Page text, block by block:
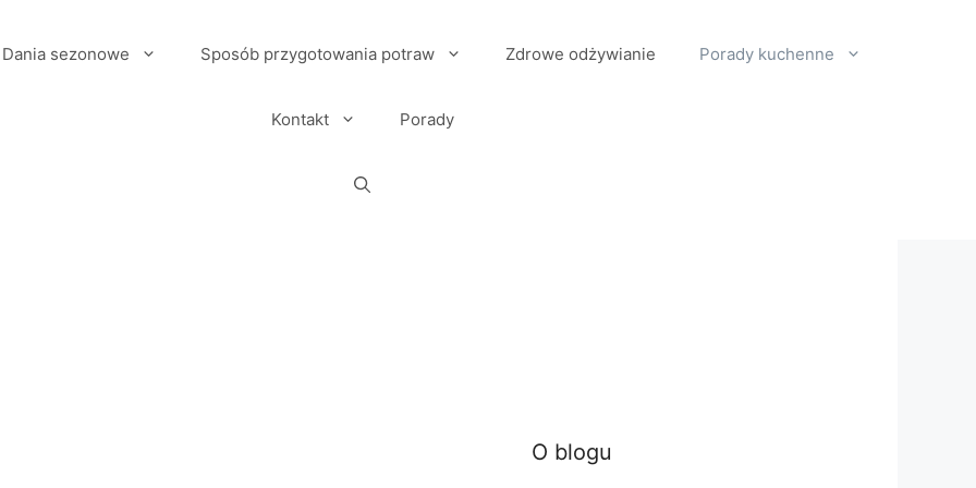
Dania sezonowe Sposób przygotowania potraw Zdrowe odżywianie Porady kuchenne
Kontakt Porady
O blogu